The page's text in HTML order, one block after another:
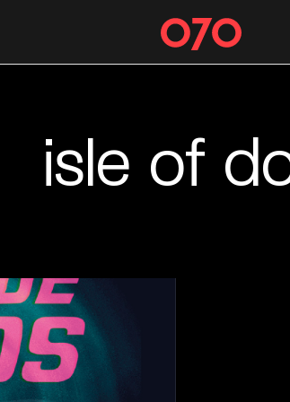
isle of